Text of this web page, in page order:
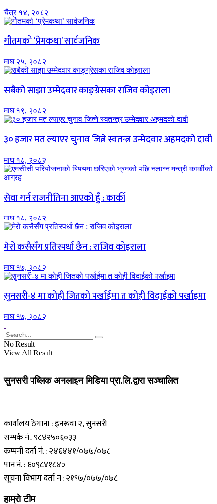
चैत्र १४, २०८२
गौतमको ‘प्रेमकथा’ सार्वजनिक
माघ २५, २०८२
सबैको साझा उम्मेदवार काङ्ग्रेसका राजिव कोइराला
माघ १९, २०८२
३० हजार मत ल्याएर चुनाव जित्ने स्वतन्त्र उम्मेदवार अहमदको दावी
माघ १८, २०८२
सेवा गर्न राजनीतिमा आएको हुँ : कार्की
माघ १८, २०८२
मेरो कसैसँग प्रतिस्पर्धा छैन : राजिव कोइराला
माघ १७, २०८२
सुनसरी-४ मा कोही जितको पर्खाईमा त कोही विदाईको पर्खाइमा
माघ १७, २०८२
No Result
View All Result
सुनसरी पब्लिक अनलाइन मिडिया प्रा.लि.द्वारा सञ्चालित
कार्यालय ठेगाना : इनरूवा २, सुनसरी
सम्पर्क नं.: ९८४२५०६०३३
कम्पनी दर्ता नं. : २४६४४१/०७७/०७८
पान नं. : ६०९८४१८४०
सूचना विभाग दर्ता नं.: २१९७/०७७/०७८
हाम्राे टीम